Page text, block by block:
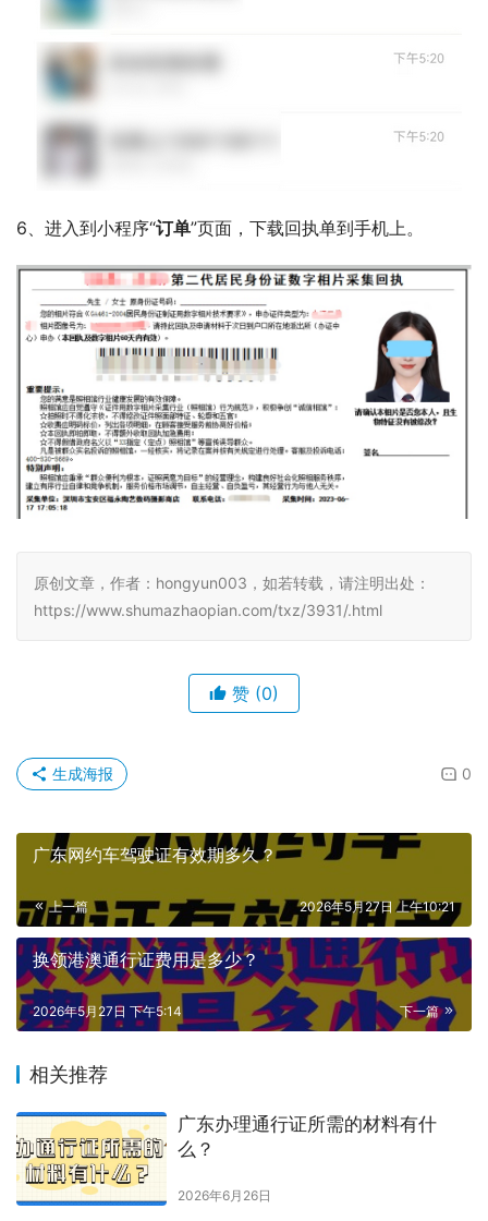
6、进入到小程序“订单”页面，下载回执单到手机上。
原创文章，作者：hongyun003，如若转载，请注明出处：
https://www.shumazhaopian.com/txz/3931/.html
赞 (0)
0
生成海报
广东网约车驾驶证有效期多久？
上一篇 2026年5月27日 上午10:21
换领港澳通行证费用是多少？
下一篇
2026年5月27日 下午5:14
相关推荐
广东办理通行证所需的材料有什
么？
2026年6月26日